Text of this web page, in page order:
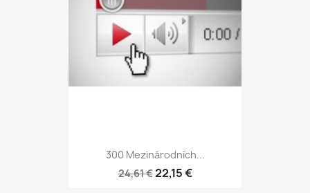
300 Mezinárodních...
24,61 €22,15 €